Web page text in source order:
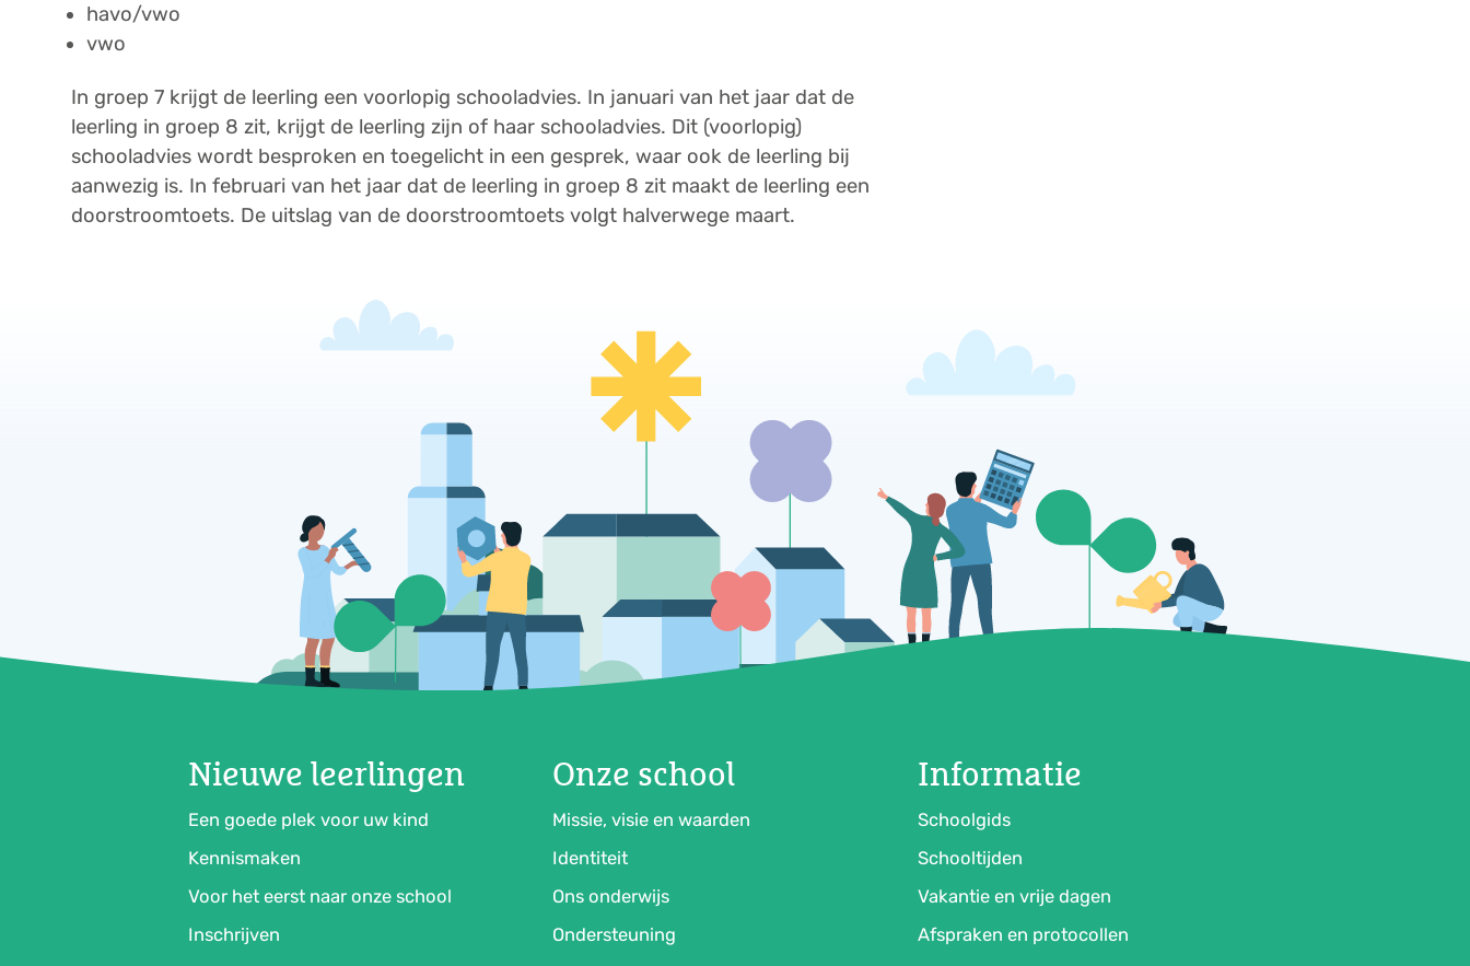
havo/vwo
vwo
In groep 7 krijgt de leerling een voorlopig schooladvies. In januari van het jaar dat de
leerling in groep 8 zit, krijgt de leerling zijn of haar schooladvies. Dit (voorlopig)
schooladvies wordt besproken en toegelicht in een gesprek, waar ook de leerling bij
aanwezig is. In februari van het jaar dat de leerling in groep 8 zit maakt de leerling een
doorstroomtoets. De uitslag van de doorstroomtoets volgt halverwege maart.
Nieuwe leerlingen
Een goede plek voor uw kind
Kennismaken
Voor het eerst naar onze school
Inschrijven
Onze school
Missie, visie en waarden
Identiteit
Ons onderwijs
Ondersteuning
Informatie
Schoolgids
Schooltijden
Vakantie en vrije dagen
Afspraken en protocollen